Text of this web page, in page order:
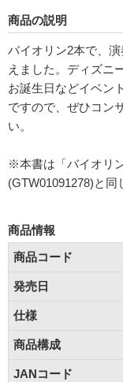
商品の説明
バイオリン2本で、
えました。ディズニ
お誕生日などイベン
ですので、ぜひコン
い。
※本書は「バイオリ
(GTW01091278)と同
商品情報
商品コード
発売日
仕様
商品構成
JANコード